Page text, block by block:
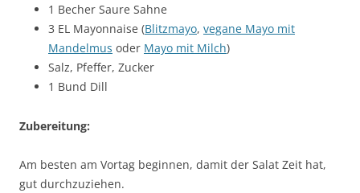
1 Becher Saure Sahne
3 EL Mayonnaise (Blitzmayo, vegane Mayo mit
Mandelmus oder Mayo mit Milch)
Salz, Pfeffer, Zucker
1 Bund Dill
Zubereitung:
Am besten am Vortag beginnen, damit der Salat Zeit hat,
gut durchzuziehen.